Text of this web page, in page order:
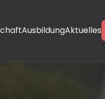
AusbildungAktuelles